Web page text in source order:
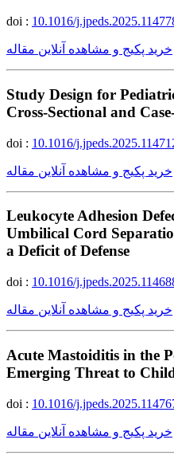
doi : 10.1016/
خرید پکیج و مشاهده آنلاین مقاله
Study Design for
Cross-Sectional and
doi : 10.1016/
خرید پکیج و مشاهده آنلاین مقاله
Leukocyte Adhesion
Umbilical Cord
a Deficit of Defense
doi : 10.1016/
خرید پکیج و مشاهده آنلاین مقاله
Acute Mastoiditis in the
Emerging Threat to
doi : 10.1016/
خرید پکیج و مشاهده آنلاین مقاله